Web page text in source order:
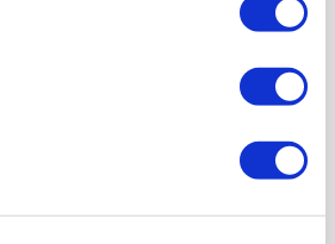
ballenjongens/-meiden